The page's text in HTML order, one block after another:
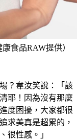
食品RAW提供）
？韋汝笑說：「該
耶！因為沒有那麼
度困擾，大家都很
求美真是超累的，
很性感。」